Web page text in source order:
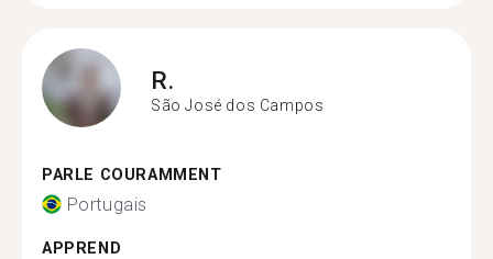
R.
São José dos Campos
PARLE COURAMMENT
Portugais
APPREND